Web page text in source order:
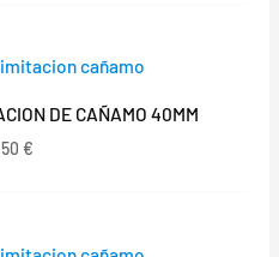
DE CAÑAMO 40MM
€